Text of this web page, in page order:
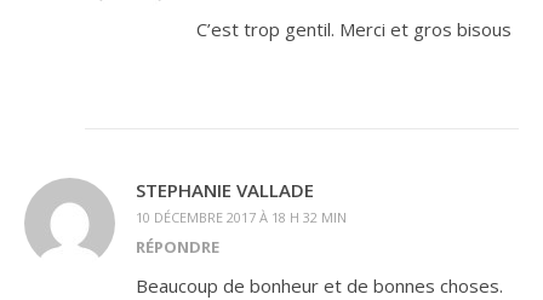
C’est trop gentil. Merci et gros bisous
STEPHANIE VALLADE
10 DÉCEMBRE 2017 À 18 H 32 MIN
RÉPONDRE
Beaucoup de bonheur et de bonnes choses.